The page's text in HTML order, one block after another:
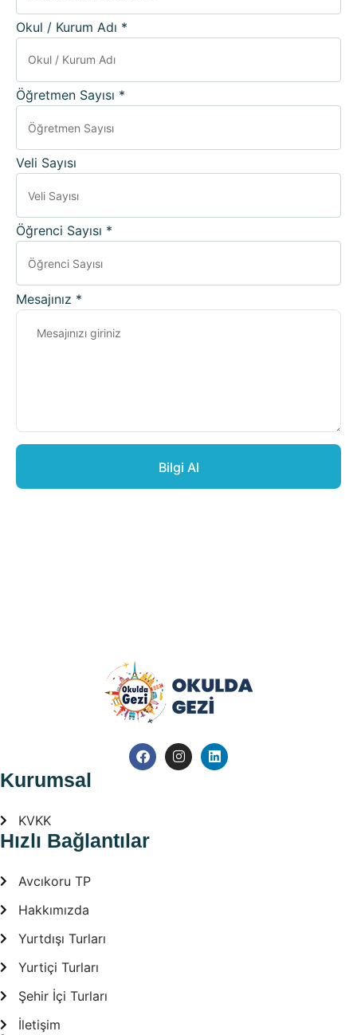
Okul / Kurum Adı *
Öğretmen Sayısı *
Veli Sayısı
Öğrenci Sayısı *
Mesajınız *
Kurumsal
KVKK
Hızlı Bağlantılar
Avcıkoru TP
Hakkımızda
Yurtdışı Turları
Yurtiçi Turları
Şehir İçi Turları
İletişim